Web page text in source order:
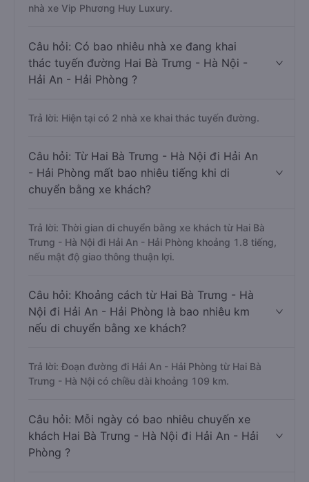
nhà xe Vip Phương Huy Luxury.
Câu hỏi: Có bao nhiêu nhà xe đang khai
thác tuyến đường Hai Bà Trưng - Hà Nội -
Hải An - Hải Phòng ?
Trả lời: Hiện tại có 2 nhà xe khai thác tuyến đường.
Câu hỏi: Từ Hai Bà Trưng - Hà Nội đi Hải An
- Hải Phòng mất bao nhiêu tiếng khi di
chuyển bằng xe khách?
Trả lời: Thời gian di chuyển bằng xe khách từ Hai Bà
Trưng - Hà Nội đi Hải An - Hải Phòng khoảng 1.8 tiếng,
nếu mật độ giao thông thuận lợi.
Câu hỏi: Khoảng cách từ Hai Bà Trưng - Hà
Nội đi Hải An - Hải Phòng là bao nhiêu km
nếu di chuyển bằng xe khách?
Trả lời: Đoạn đường đi Hải An - Hải Phòng từ Hai Bà
Trưng - Hà Nội có chiều dài khoảng 109 km.
Câu hỏi: Mỗi ngày có bao nhiêu chuyến xe
khách Hai Bà Trưng - Hà Nội đi Hải An - Hải
Phòng ?